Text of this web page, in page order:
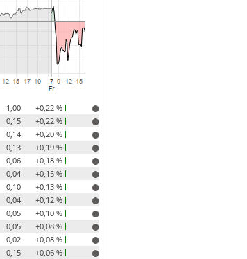
1,00
+0,22 %
0,15
+0,22 %
0,14
+0,20 %
0,13
+0,19 %
0,06
+0,18 %
0,04
+0,15 %
0,10
+0,13 %
0,04
+0,12 %
0,05
+0,10 %
0,05
+0,08 %
0,02
+0,08 %
0,15
+0,06 %